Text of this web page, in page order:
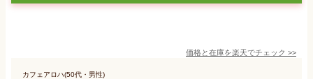
価格と在庫を楽天でチェック >>
カフェアロハ(50代・男性)